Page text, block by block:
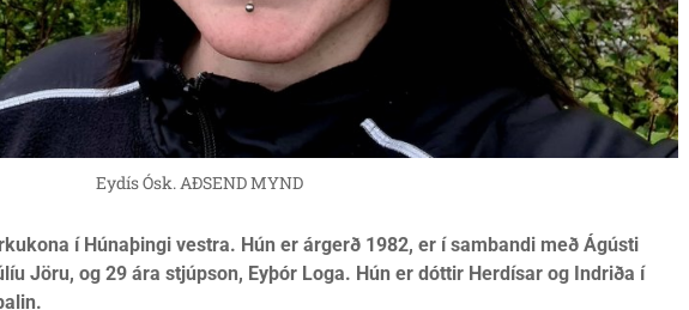
Eydís Ósk. AÐSEND MYND
í Húnaþingi vestra. Hún er árgerð 1982, er í sambandi með Ágústi
Jöru, og 29 ára stjúpson, Eyþór Loga. Hún er dóttir Herdísar og Indriða í